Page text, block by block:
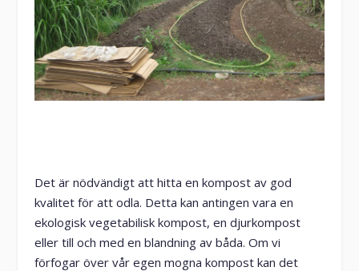
Det är nödvändigt att hitta en kompost av god
kvalitet för att odla. Detta kan antingen vara en
ekologisk vegetabilisk kompost, en djurkompost
eller till och med en blandning av båda. Om vi
förfogar över vår egen mogna kompost kan det